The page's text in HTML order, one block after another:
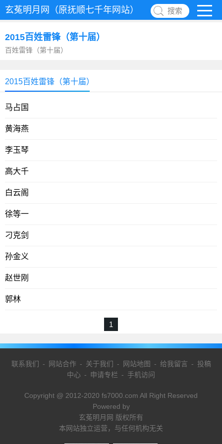
玄菟明月网（原抚顺七千年网站） 搜索
2015百姓雷锋（第十届）
百姓雷锋（第十届）
2015百姓雷锋（第十届）
马占国
黄海燕
李玉琴
高大千
白云阁
徐等一
刁克剑
孙金义
赵世刚
郭林
1
联系我们 - 网站合作- 关于我们 - 网站地图 - 给我留言 - 投稿
中心 - 申请专栏 - 手机访问
Copyright @ 2012-2020 fs7000.com All Right Reserved
Powered by
玄菟明月网 版权所有
本网站独立运营，与任何机构无关